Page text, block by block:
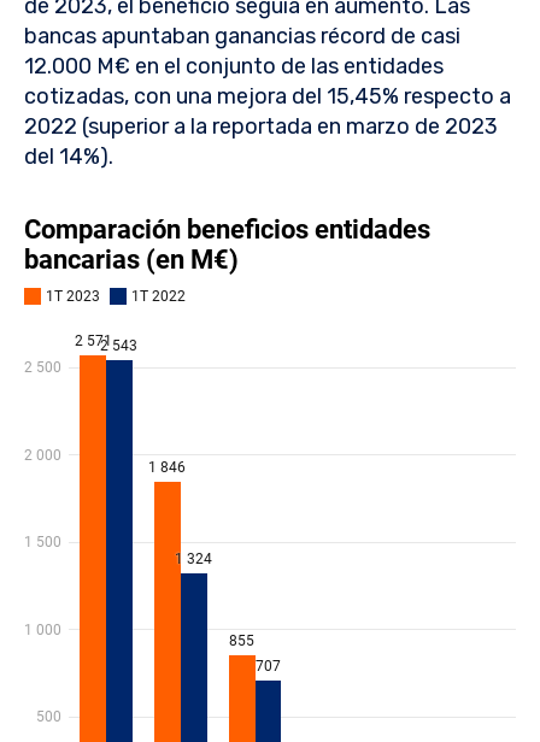
de 2023, el beneficio seguía en aumento. Las
bancas apuntaban ganancias récord de casi
12.000 M€ en el conjunto de las entidades
cotizadas, con una mejora del 15,45% respecto a
2022 (superior a la reportada en marzo de 2023
del 14%).